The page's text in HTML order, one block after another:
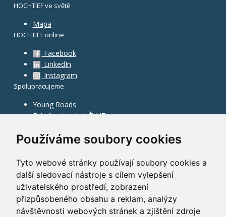
Používáme soubory cookies
Tyto webové stránky používají soubory cookies a
další sledovací nástroje s cílem vylepšení
uživatelského prostředí, zobrazení
přizpůsobeného obsahu a reklam, analýzy
návštěvnosti webových stránek a zjištění zdroje
HOCHTIEF ve světě
Mapa
HOCHTIEF online
Facebook
LinkedIn
Instagram
Spolupracujeme
Young Roads
Fakulta stavební ČVUT